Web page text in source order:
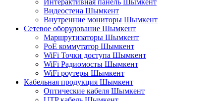
Видеостена Шымкент
Внутренние мониторы Шымкент
Сетевое оборудование Шымкент
Маршрутизаторы Шымкент
PoE коммутатор Шымкент
WiFi Точки доступа Шымкент
WiFi Радиомосты Шымкент
WiFi роутеры Шымкент
Кабельная продукция Шымкент
Оптические кабеля Шымкент